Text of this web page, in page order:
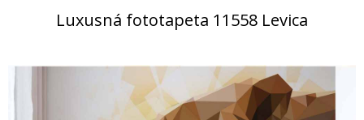
Luxusná fototapeta 11558 Levica